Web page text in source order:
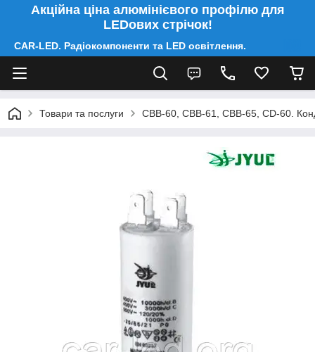
Акційна ціна алюмінієвого профілю для
LEDових стрічок!
CAR-LED. Радіокомпоненти та LED освітлення.
Товари та послуги CBB-60, CBB-61, CBB-65, CD-60.